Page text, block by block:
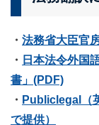
・ 法務省大臣官
・ 日本法令外国
書」(PDF)
・ Publiclegal（
で提供）